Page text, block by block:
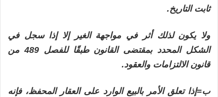
ثابت التاريخ.
ولا يكون لذلك أثر في مواجهة الغير إلا إذا سجل في
الشكل المحدد بمقتضى القانون طبقًا للفصل 489 من
قانون الالتزامات والعقود.
ب=إذا تعلق الأمر بالبيع الوارد على العقار المحفظ، فإنه